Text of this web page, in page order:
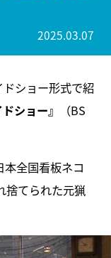
2025.03.07
ショー形式で紹
ショー』
（BS
全国看板ネコ
捨てられた元猟